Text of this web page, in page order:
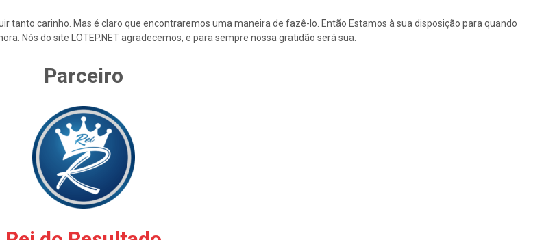
carinho. Mas é claro que encontraremos uma maneira de fazê-lo. Então Estamos à sua disposição para quando
Nós do site LOTEP.NET agradecemos, e para sempre nossa gratidão será sua.
Parceiro